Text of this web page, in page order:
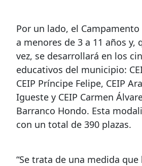
Por un lado, el
a menores de 3 a 11 años y,
vez, se desarrollará en los
educativos del municipio:
CEIP Príncipe Felipe, CEIP
Igueste y CEIP Carmen
Barranco Hondo. Esta
con un total de 390 plazas.
“Se trata de una medida que